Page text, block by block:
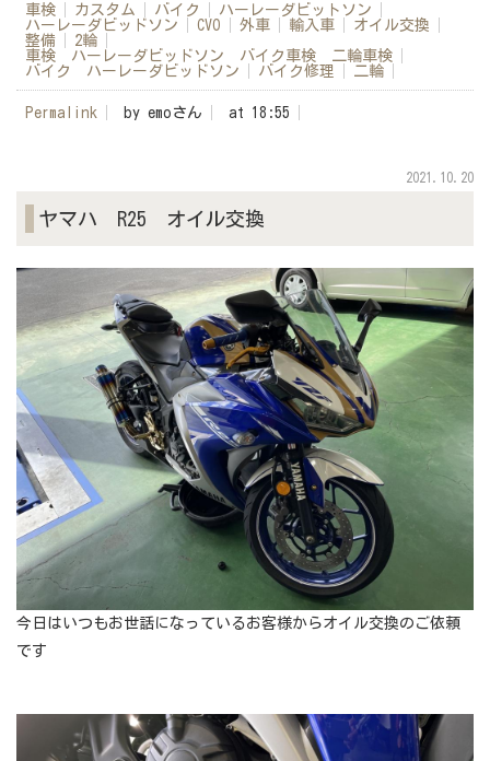
車検 カスタム バイク
ハーレーダビットソン
ハーレーダビッドソン
CVO 外車 輸入車
オイル交換
整備
2輪
車検 ハーレーダビッドソン バイク車検 二輪車検
バイク ハーレーダビッドソン
バイク修理 二輪
Permalink by emoさん at 18:55
2021.10.20
ヤマハ R25 オイル交換
今日はいつもお世話になっているお客様からオイル交換のご依頼
です